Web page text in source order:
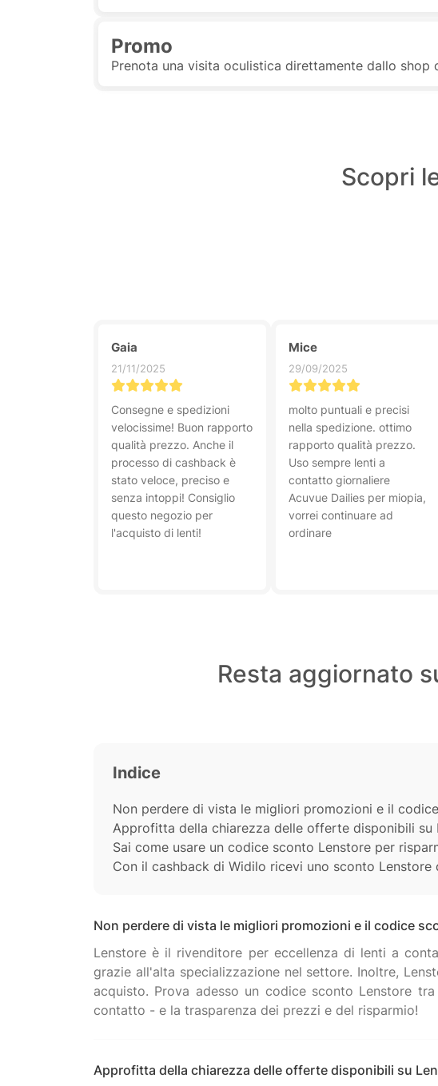
Promo
Prenota una visita oculistica direttamente dallo shop
Scopri
Gaia
21/11/2025
Consegne e spedizioni
velocissime! Buon rapporto
qualità prezzo. Anche il
processo di cashback è
stato veloce, preciso e
senza intoppi! Consiglio
questo negozio per
l'acquisto di lenti!
Mice
29/09/2025
molto puntuali e precisi
nella spedizione. ottimo
rapporto qualità prezzo.
Uso sempre lenti a
contatto giornaliere
Acuvue Dailies per miopia,
vorrei continuare ad
ordinare
Resta aggiornato
Indice
Non perdere di vista le migliori promozioni e il
Approfitta della chiarezza delle offerte disponibili su
Sai come usare un codice sconto Lenstore per
Con il cashback di Widilo ricevi uno sconto
Non perdere di vista le migliori promozioni e il codice
Lenstore è il rivenditore per eccellenza di lenti a
grazie all'alta specializzazione nel settore. Inoltre,
acquisto. Prova adesso un codice sconto Lenstore
Approfitta della chiarezza delle offerte disponibili su